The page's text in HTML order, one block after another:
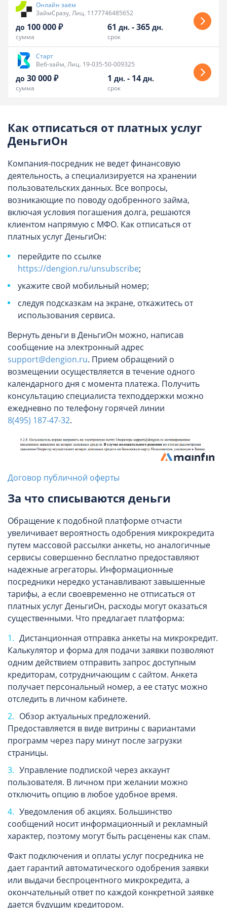
Онлайн заём
ЗаймСразу, Лиц. 1177746485652
до 100 000 ₽
сумма
61 дн.-365дн.
срок
Старт
Веб-займ, Лиц. 19-035-50-009325
до 30 000 ₽
сумма
1 дн.- 14дн.
срок
Как отписаться от платных услуг
ДеньгиОн
Компания-посредник не ведет финансовую
деятельность, а специализируется на хранении
пользовательских данных. Все вопросы,
возникающие по поводу одобренного займа,
включая условия погашения долга, решаются
клиентом напрямую с МФО. Как отписаться от
платных услуг ДеньгиОн:
перейдите по ссылке
https://dengion.ru/unsubscribe;
укажите свой мобильный номер;
следуя подсказкам на экране, откажитесь от
использования сервиса.
Вернуть деньги в ДеньгиОн можно, написав
сообщение на электронный адрес
support@dengion.ru. Прием обращений о
возмещении осуществляется в течение одного
календарного дня с момента платежа. Получить
консультацию специалиста техподдержки можно
ежедневно по телефону горячей линии
8(495) 187-47-32.
Договор публичной оферты
За что списываются деньги
Обращение к подобной платформе отчасти
увеличивает вероятность одобрения микрокредита
путем массовой рассылки анкеты, но аналогичные
сервисы совершенно бесплатно предоставляют
надежные агрегаторы. Информационные
посредники нередко устанавливают завышенные
тарифы, а если своевременно не отписаться от
платных услуг ДеньгиОн, расходы могут оказаться
существенными. Что предлагает платформа:
Дистанционная отправка анкеты на микрокредит.
Калькулятор и форма для подачи заявки позволяют
одним действием отправить запрос доступным
кредиторам, сотрудничающим с сайтом. Анкета
получает персональный номер, а ее статус можно
отследить в личном кабинете.
Обзор актуальных предложений.
Предоставляется в виде витрины с вариантами
программ через пару минут после загрузки
страницы.
Управление подпиской через аккаунт
пользователя. В личном при желании можно
отключить опцию в любое удобное время.
Уведомления об акциях. Большинство
сообщений носит информационный и рекламный
характер, поэтому могут быть расценены как спам.
Факт подключения и оплаты услуг посредника не
дает гарантий автоматического одобрения заявки
или выдачи беспроцентного микрокредита, а
окончательный ответ по каждой конкретной заявке
дается будущим кредитором.